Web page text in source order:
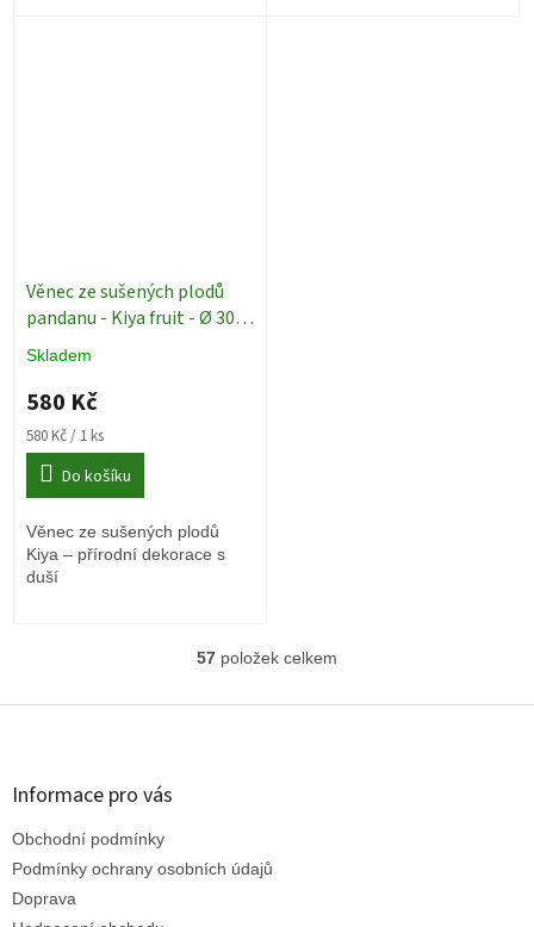
Věnec ze sušených plodů
pandanu - Kiya fruit - Ø 30
cm Dekorace
Skladem
580 Kč
Měrná
cena:
580 Kč / 1 ks
Do košíku
Věnec ze sušených plodů
Kiya – přírodní dekorace s
duší
O
l
r
57 položek celkem
Z
Informace pro vás
Obchodní podmínky
Podmínky ochrany osobních údajů
Doprava